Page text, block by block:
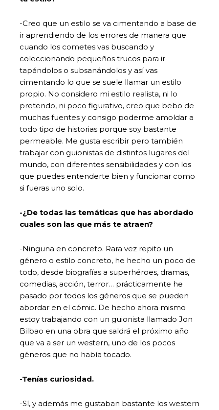
-Creo que un estilo se va cimentando a base de
ir aprendiendo de los errores de manera que
cuando los cometes vas buscando y
coleccionando pequeños trucos para ir
tapándolos o subsanándolos y así vas
cimentando lo que se suele llamar un estilo
propio. No considero mi estilo realista, ni lo
pretendo, ni poco figurativo, creo que bebo de
muchas fuentes y consigo poderme amoldar a
todo tipo de historias porque soy bastante
permeable. Me gusta escribir pero también
trabajar con guionistas de distintos lugares del
mundo, con diferentes sensibilidades y con los
que puedes entenderte bien y funcionar como
si fueras uno solo.
-¿De todas las temáticas que has abordado
cuales son las que más te atraen?
-Ninguna en concreto. Rara vez repito un
género o estilo concreto, he hecho un poco de
todo, desde biografías a superhéroes, dramas,
comedias, acción, terror… prácticamente he
pasado por todos los géneros que se pueden
abordar en el cómic. De hecho ahora mismo
estoy trabajando con un guionista llamado Jon
Bilbao en una obra que saldrá el próximo año
que va a ser un western, uno de los pocos
géneros que no había tocado.
-Tenías curiosidad.
-Sí, y además me gustaban bastante los western